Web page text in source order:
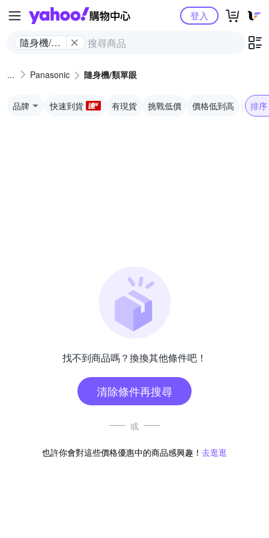
Yahoo購物中心
隨身機/類
登入
Panasonic 隨身機/類單眼
品牌 快速到貨 有現貨 挑戰低價 價格低到高 排序
找不到商品嗎？換換其他條件吧！
清除條件再搜尋
或
也許你會對這些價格優惠中的商品感興趣！ 去逛逛